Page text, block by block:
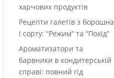
харчових продуктів
Рецепти галетів з борошна
І сорту: “Режим” та “Похід”
Ароматизатори та
барвники в кондитерській
справі: повний гід